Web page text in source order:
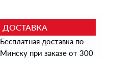
ДОСТАВКА
Бесплатная доставка по
Минску при заказе от 300